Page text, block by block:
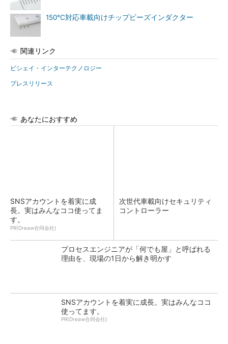
150℃対応車載向けチップビーズインダクター
関連リンク
ビシェイ・インターテクノロジー
プレスリリース
あなたにおすすめ
SNSアカウントを着実に成
長。実はみんなココ使ってま
す。
PR(Dreaw合同会社)
次世代車載向けセキュリティ
コントローラー
プロセスエンジニアが「何でも屋」と呼ばれる
理由を、現場の1日から解き明かす
SNSアカウントを着実に成長。実はみんなココ
使ってます。
PR(Dreaw合同会社)